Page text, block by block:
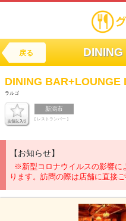
戻る
DINING BAR+LOUNGE
ラルゴ
新潟市
[ レストランバー ]
【お知らせ】
※新型コロナウイルスの影響に
ります。訪問の際は店舗に直接ご